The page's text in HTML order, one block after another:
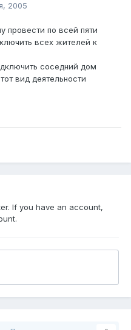
2005
провести по всей пяти
всех жителей к
соседний дом
вид деятельности
If you have an account,